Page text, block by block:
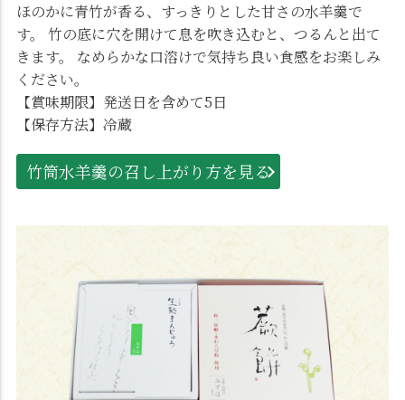
ほのかに青竹が香る、すっきりとした甘さの水羊羹で
す。 竹の底に穴を開けて息を吹き込むと、つるんと出て
きます。 なめらかな口溶けで気持ち良い食感をお楽しみ
ください。
【賞味期限】発送日を含めて5日
【保存方法】冷蔵
竹筒水羊羹の召し上がり方を見る